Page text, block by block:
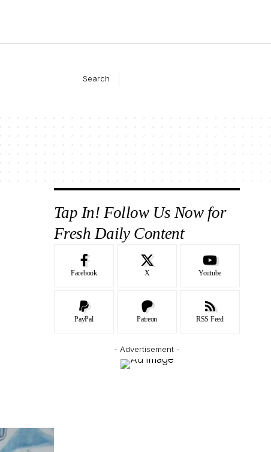
Search
Tap In! Follow Us Now for
Fresh Daily Content
Facebook X Youtube
PayPal Patreon RSS Feed
- Advertisement -